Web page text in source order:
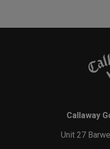
Callaway
Unit 27